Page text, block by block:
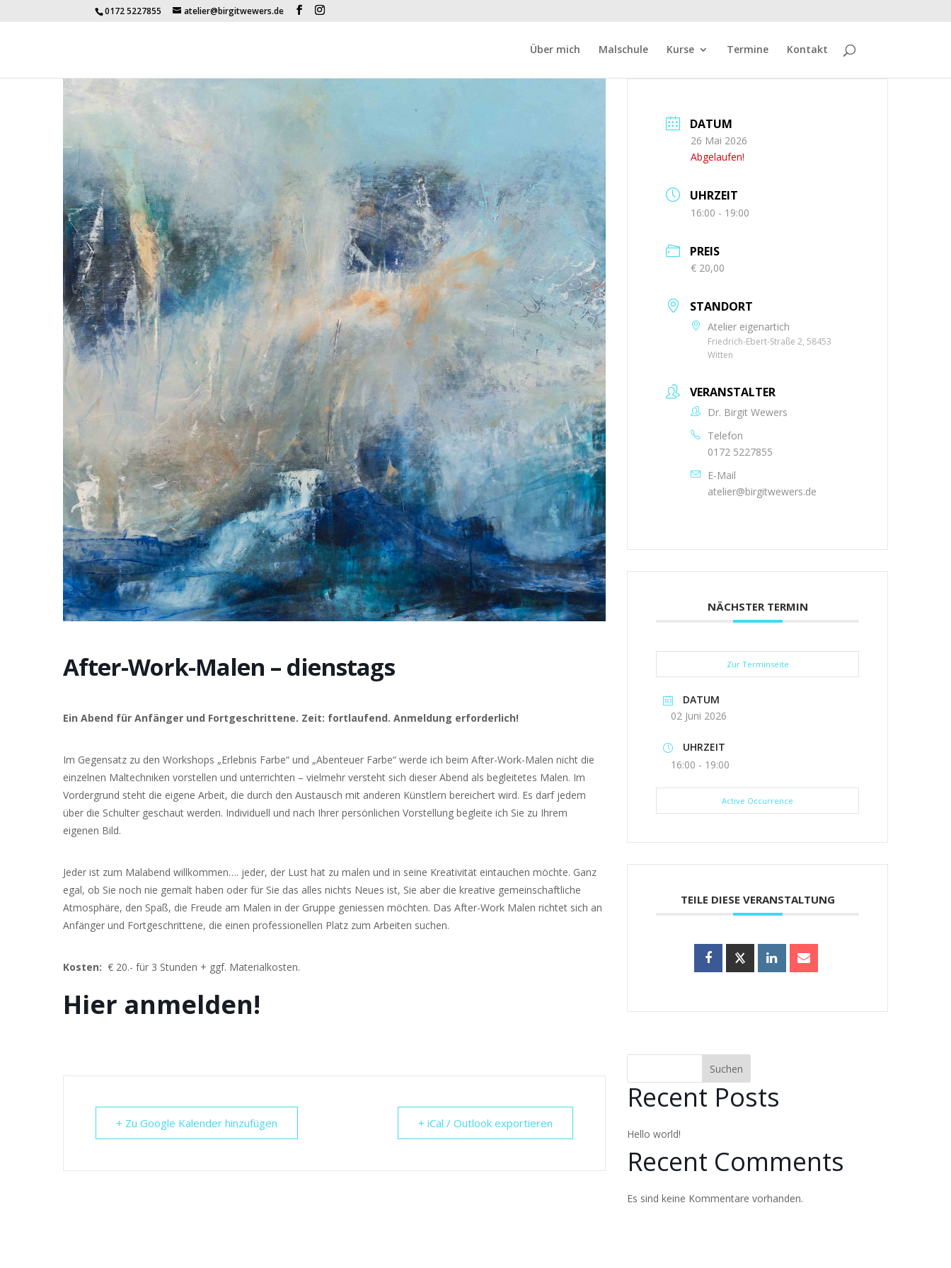
0172 5227855 atelier@birgitwewers.de
Über mich Malschule Kurse Termine Kontakt
After-Work-Malen – dienstags
Ein Abend für Anfänger und Fortgeschrittene. Zeit: fortlaufend. Anmeldung erforderlich!
Im Gegensatz zu den Workshops „Erlebnis Farbe“ und „Abenteuer Farbe“ werde ich beim After-Work-Malen nicht die
einzelnen Maltechniken vorstellen und unterrichten – vielmehr versteht sich dieser Abend als begleitetes Malen. Im
Vordergrund steht die eigene Arbeit, die durch den Austausch mit anderen Künstlern bereichert wird. Es darf jedem
über die Schulter geschaut werden. Individuell und nach Ihrer persönlichen Vorstellung begleite ich Sie zu Ihrem
eigenen Bild.
Jeder ist zum Malabend willkommen…. jeder, der Lust hat zu malen und in seine Kreativität eintauchen möchte. Ganz
egal, ob Sie noch nie gemalt haben oder für Sie das alles nichts Neues ist, Sie aber die kreative gemeinschaftliche
Atmosphäre, den Spaß, die Freude am Malen in der Gruppe geniessen möchten. Das After-Work Malen richtet sich an
Anfänger und Fortgeschrittene, die einen professionellen Platz zum Arbeiten suchen.
Kosten: € 20.- für 3 Stunden + ggf. Materialkosten.
Hier anmelden!
+ Zu Google Kalender hinzufügen + iCal / Outlook exportieren
DATUM
26 Mai 2026
Abgelaufen!
UHRZEIT
16:00 - 19:00
PREIS
€ 20,00
STANDORT
Atelier eigenartich
Friedrich-Ebert-Straße 2, 58453
Witten
VERANSTALTER
Dr. Birgit Wewers
Telefon
0172 5227855
E-Mail
atelier@birgitwewers.de
NÄCHSTER TERMIN
Zur Terminseite
DATUM
02 Juni 2026
UHRZEIT
16:00 - 19:00
Active Occurrence
TEILE DIESE VERANSTALTUNG
Suchen
Recent Posts
Hello world!
Recent Comments
Es sind keine Kommentare vorhanden.